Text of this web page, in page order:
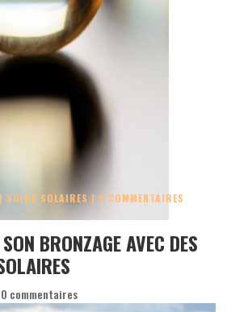
| SOINS SOLAIRES | 0 COMMENTAIRES
BRONZAGE AVEC DES
0 commentaires